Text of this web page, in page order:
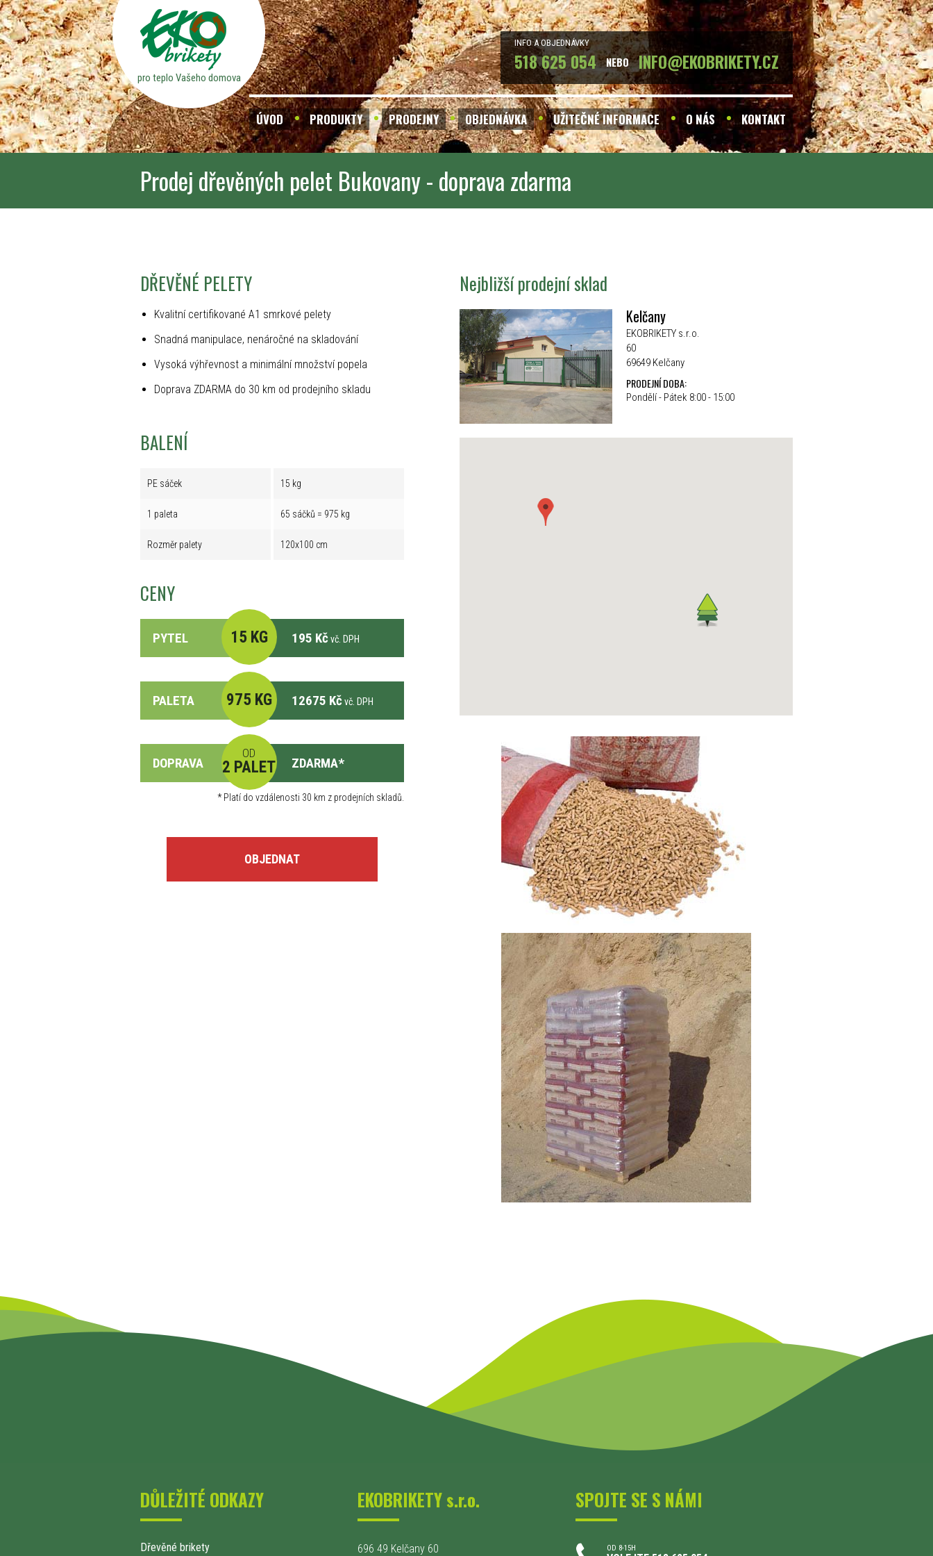
pro teplo Vašeho domova
INFO A OBJEDNÁVKY
518 625 054 NEBO INFO@EKOBRIKETY.CZ
ÚVOD PRODUKTY PRODEJNY OBJEDNÁVKA UŽITEČNÉ INFORMACE O NÁS KONTAKT
Prodej dřevěných pelet Bukovany - doprava zdarma
DŘEVĚNÉ PELETY
Kvalitní certifikované A1 smrkové pelety
Snadná manipulace, nenáročné na skladování
Vysoká výhřevnost a minimální množství popela
Doprava ZDARMA do 30 km od prodejního skladu
BALENÍ
PE sáček 15 kg
1 paleta 65 sáčků = 975 kg
Rozměr palety 120x100 cm
CENY
PYTEL 15 KG 195 Kč vč. DPH
PALETA 975 KG 12675 Kč vč. DPH
DOPRAVA
OD
2 PALET ZDARMA*
*Platí do vzdálenosti 30 km z prodejních skladů.
OBJEDNAT
Nejbližší prodejní sklad
Kelčany
EKOBRIKETY s.r.o.
60
69649 Kelčany
PRODEJNÍ DOBA:
Pondělí - Pátek 8:00 - 15:00
DŮLEŽITÉ ODKAZY
Dřevěné brikety
EKOBRIKETY s.r.o.
696 49 Kelčany 60
SPOJTE SE S NÁMI
OD 8-15H